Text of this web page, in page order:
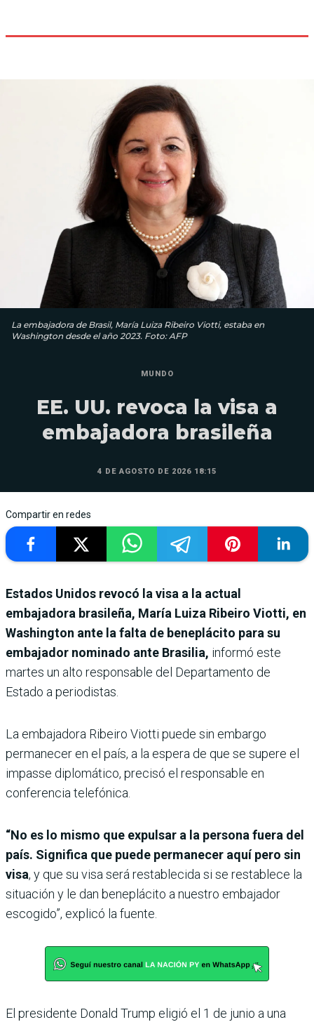
La embajadora de Brasil, María Luiza Ribeiro Viotti, estaba en
Washington desde el año 2023. Foto: AFP
MUNDO
EE. UU. revoca la visa a
embajadora brasileña
4 DE AGOSTO DE 2026 18:15
Compartir en redes
Estados Unidos revocó la visa a la actual
embajadora brasileña, María Luiza Ribeiro Viotti, en
Washington ante la falta de beneplácito para su
embajador nominado ante Brasilia, informó este
martes un alto responsable del Departamento de
Estado a periodistas.
La embajadora Ribeiro Viotti puede sin embargo
permanecer en el país, a la espera de que se supere el
impasse diplomático, precisó el responsable en
conferencia telefónica.
“No es lo mismo que expulsar a la persona fuera del
país. Significa que puede permanecer aquí pero sin
visa, y que su visa será restablecida si se restablece la
situación y le dan beneplácito a nuestro embajador
escogido”, explicó la fuente.
El presidente Donald Trump eligió el 1 de junio a una